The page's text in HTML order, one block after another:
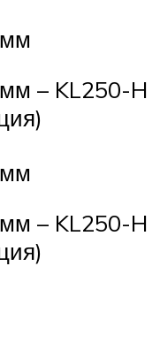
– KL250-H
– KL250-H